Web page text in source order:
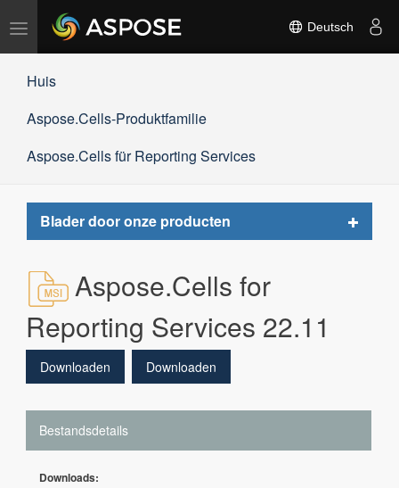
Navigation
umschalten
Deutsch
Huis
Aspose.Cells-Produktfamilie
Aspose.Cells für Reporting Services
Blader door onze producten
Toggle
Aspose.Cells for
Reporting Services 22.11
Downloaden Downloaden
Bestandsdetails
Downloads: